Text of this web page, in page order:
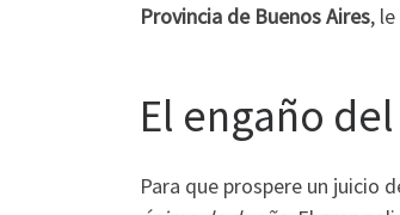
Provincia de Buenos Aires,
El engaño
Para que prospere un juicio